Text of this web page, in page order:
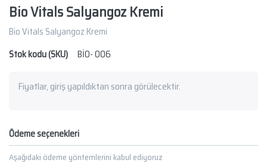
Bio Vitals Salyangoz Kremi
Bio Vitals Salyangoz Kremi
Stok kodu (SKU)
BİO- 006
Fiyatlar, giriş yapıldıktan sonra görülecektir.
Ödeme seçenekleri
Aşağıdaki ödeme yöntemlerini kabul ediyoruz